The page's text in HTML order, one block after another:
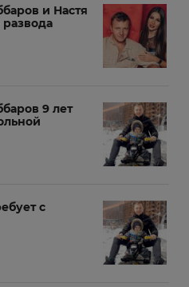
и Настя
развода
9 лет
с